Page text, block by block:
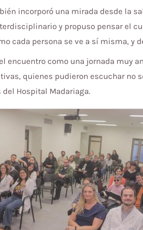
incorporó una mirada desde la
y propuso pensar el
cada persona se ve a sí misma, y
encuentro como una jornada muy
quienes pudieron escuchar
Hospital Madariaga.